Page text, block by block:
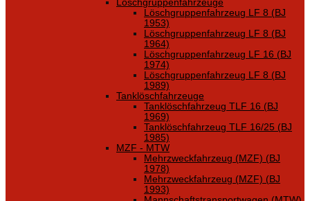
Löschgruppenfahrzeuge
Löschgruppenfahrzeug LF 8 (BJ
1953)
Löschgruppenfahrzeug LF 8 (BJ
1964)
Löschgruppenfahrzeug LF 16 (BJ
1974)
Löschgruppenfahrzeug LF 8 (BJ
1989)
Tanklöschfahrzeuge
Tanklöschfahrzeug TLF 16 (BJ
1969)
Tanklöschfahrzeug TLF 16/25 (BJ
1985)
MZF - MTW
Mehrzweckfahrzeug (MZF) (BJ
1978)
Mehrzweckfahrzeug (MZF) (BJ
1993)